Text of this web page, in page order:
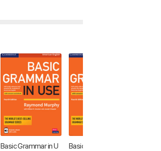
Basic Grammar in U
Basic Grammar in U